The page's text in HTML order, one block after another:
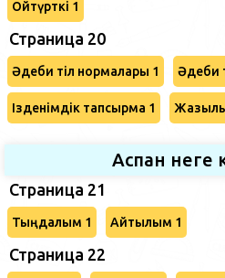
Ойтүрткі 1
Страница 20
Әдеби тіл нормалары 1 Әдеби
Ізденімдік тапсырма 1
Аспан неге
Страница 21
Тыңдалым 1 Айтылым 1
Страница 22